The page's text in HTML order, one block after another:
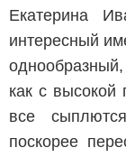
Екатерина
интересный
как с
все
поскорее